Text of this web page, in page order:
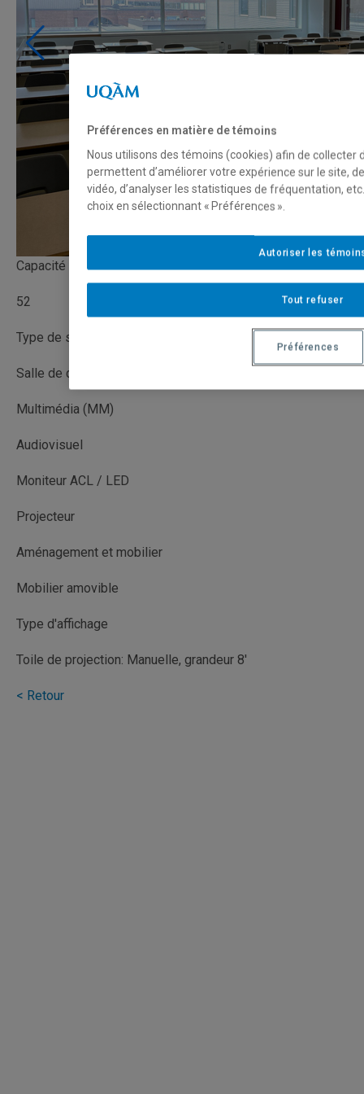
Capacité
52
Type de salle
Salle de cours
Multimédia (MM)
Audiovisuel
Moniteur ACL / LED
Projecteur
Aménagement et mobilier
Mobilier amovible
Type d'affichage
Toile de projection: Manuelle, grandeur 8'
< Retour
Préférences en matière de témoins
Nous utilisons des témoins (cookies) afin de collecter
permettent d’améliorer votre expérience sur le site,
vidéo, d’analyser les statistiques de fréquentation,
choix en sélectionnant « Préférences ».
Tout refuser
Autoriser les
Préférences